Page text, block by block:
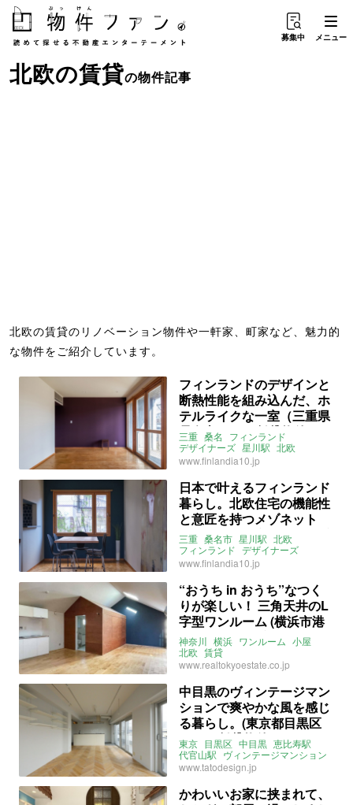
募集中 メニュー
北欧の賃貸の物件記事
北欧の賃貸のリノベーション物件や一軒家、町家など、魅力的
な物件をご紹介しています。
フィンランドのデザインと
断熱性能を組み込んだ、ホ
テルライクな一室（三重県
桑名市45㎡の賃貸物件）
三重 桑名
フィンランド
デザイナーズ 星川駅 北欧
家具付き 無垢 タイル
賃貸
www.finlandia10.jp
日本で叶えるフィンランド
暮らし。北欧住宅の機能性
と意匠を持つメゾネット
（三重県桑名市77㎡の賃貸
物件）
三重 桑名市 星川駅 北欧
フィンランド デザイナーズ
メゾネット マンション
無垢 タイル
ライター：山中みく
賃貸
www.finlandia10.jp
“おうち in おうち”なつく
りが楽しい！ 三角天井のL
字型ワンルーム (横浜市港
北区42㎡の賃貸物件)
神奈川 横浜 ワンルーム 小屋
北欧 賃貸
www.realtokyoestate.co.jp
中目黒のヴィンテージマン
ションで爽やかな風を感じ
る暮らし。(東京都目黒区
81㎡の賃貸物件)
東京 目黒区 中目黒 恵比寿駅
代官山駅 ヴィンテージマンション
マンション 秀和
タイル
北欧
ライター：山中みく 賃貸
www.tatodesign.jp
かわいいお家に挟まれて、